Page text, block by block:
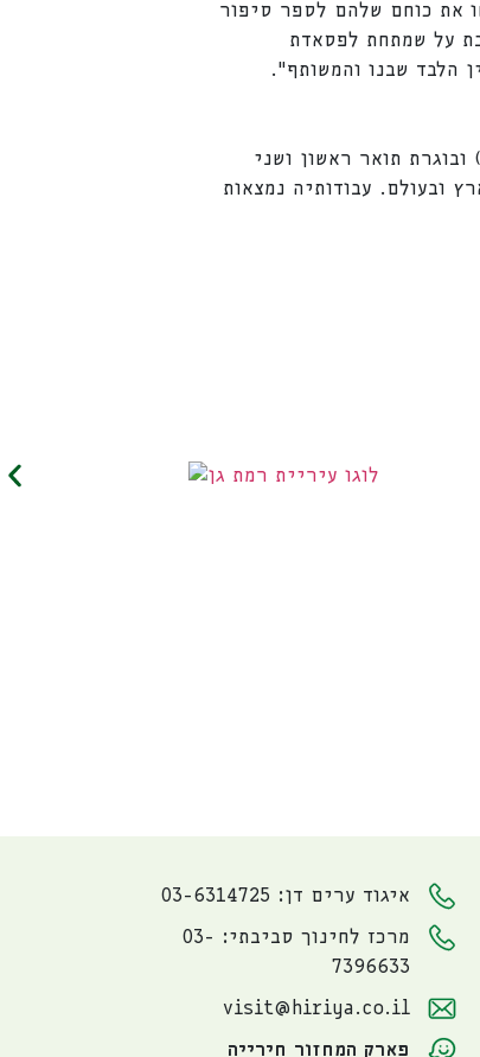
את כוחם שלהם לספר סיפור
על שמתחת לפסאדת
הלבד שבנו והמשותף".
הינה בוגרת לימודי אמנות וחינוך ב"מדרשה לאמנות" עם התמחות בפיסול וציור (1984) ובוגרת תואר ראשון ושני
ובעולם. עבודותיה נמצאות
איגוד ערים דן: 03-6314725
מרכז לחינוך סביבתי: 03-
7396633
visit@hiriya.co.il
פארק המחזור חירייה